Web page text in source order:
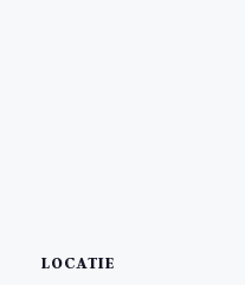
LOCATIE